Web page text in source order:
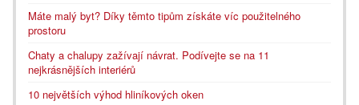
Máte malý byt? Díky těmto tipům získáte víc použitelného
prostoru
Chaty a chalupy zažívají návrat. Podívejte se na 11
nejkrásnějších interiérů
10 největších výhod hliníkových oken